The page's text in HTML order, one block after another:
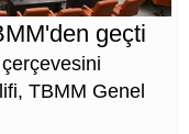
geçti
TBMM Genel